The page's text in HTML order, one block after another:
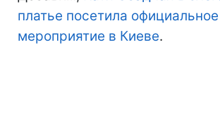
платье посетила официальное
мероприятие в Киеве.